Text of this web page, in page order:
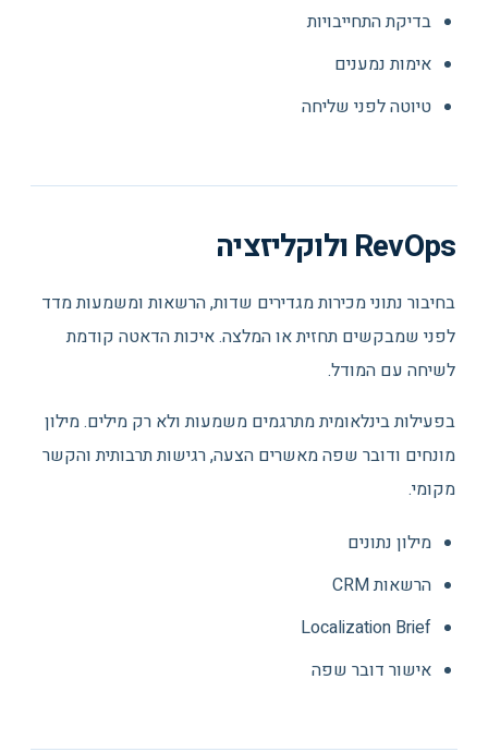
בדיקת התחייבויות
אימות נמענים
טיוטה לפני שליחה
RevOps ולוקליזציה
בחיבור נתוני מכירות מגדירים שדות, הרשאות ומשמעות מדד
לפני שמבקשים תחזית או המלצה. איכות הדאטה קודמת
לשיחה עם המודל.
בפעילות בינלאומית מתרגמים משמעות ולא רק מילים. מילון
מונחים ודובר שפה מאשרים הצעה, רגישות תרבותית והקשר
מקומי.
מילון נתונים
הרשאות CRM
Localization Brief
אישור דובר שפה